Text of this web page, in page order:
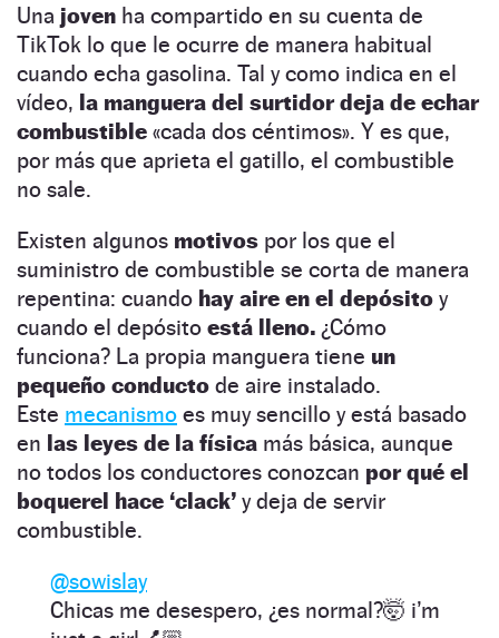
Una joven ha compartido en su cuenta de
TikTok lo que le ocurre de manera habitual
cuando echa gasolina. Tal y como indica en el
vídeo, la manguera del surtidor deja de echar
combustible «cada dos céntimos». Y es que,
por más que aprieta el gatillo, el combustible
no sale.
Existen algunos motivos por los que el
suministro de combustible se corta de manera
repentina: cuando hay aire en el depósito y
cuando el depósito está lleno. ¿Cómo
funciona? La propia manguera tiene un
pequeño conducto de aire instalado.
Este mecanismo es muy sencillo y está basado
en las leyes de la física más básica, aunque
no todos los conductores conozcan por qué el
boquerel hace ‘clack’ y deja de servir
combustible.
@sowislay
Chicas me desespero, ¿es normal?🤯 i’m